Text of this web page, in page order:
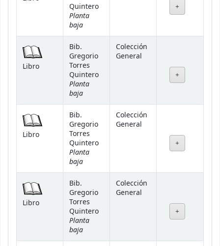
Quintero
Planta
baja
Libro
Bib.
Gregorio
Torres
Quintero
Planta
baja
Colección
General
Libro
Bib.
Gregorio
Torres
Quintero
Planta
baja
Colección
General
Libro
Bib.
Gregorio
Torres
Quintero
Planta
baja
Colección
General